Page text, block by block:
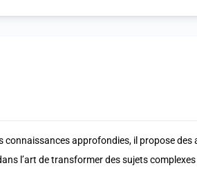
connaissances approfondies, il propose
l’art de transformer des sujets